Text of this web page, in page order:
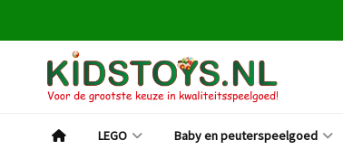
LEGO Baby en peuterspeelgoed